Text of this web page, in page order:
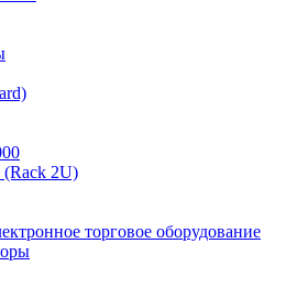
(Rack 2U)
торговое оборудование